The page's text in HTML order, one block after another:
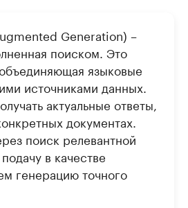
Generation) –
поиском. Это
языковые
источниками данных.
актуальные ответы,
документах.
поиск релевантной
в качестве
генерацию точного